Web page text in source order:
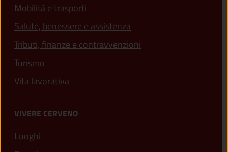
Mobilità e trasporti
Salute, benessere e assistenza
Tributi, finanze e contravvenzioni
Turismo
Vita lavorativa
VIVERE CERVENO
Luoghi